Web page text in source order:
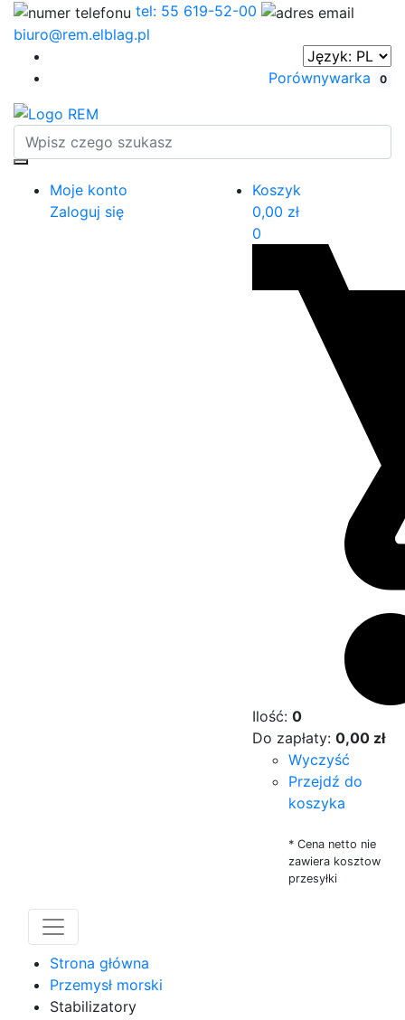
tel: 55 619-52-00
biuro@rem.elblag.pl
Porównywarka 0
Moje konto
Zaloguj się
Koszyk
0,00 zł
0
Ilość: 0
Do zapłaty: 0,00 zł
Wyczyść
Przejdź do
koszyka
* Cena netto nie
zawiera kosztow
przesyłki
Strona główna
Przemysł morski
Stabilizatory